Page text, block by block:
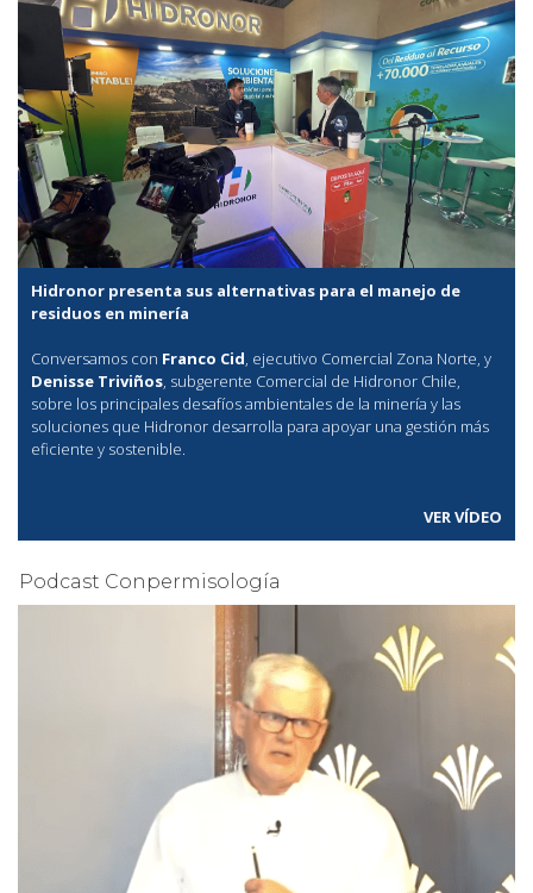
Hidronor presenta sus alternativas para el manejo de
residuos en minería
Conversamos con Franco Cid, ejecutivo Comercial Zona Norte, y
Denisse Triviños, subgerente Comercial de Hidronor Chile,
sobre los principales desafíos ambientales de la minería y las
soluciones que Hidronor desarrolla para apoyar una gestión más
eficiente y sostenible.
VER VÍDEO
Podcast Conpermisología